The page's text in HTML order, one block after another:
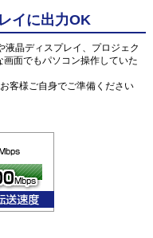
イに出力OK
晶ディスプレイ、プロジェク
面でもパソコン操作していた
客様ご自身でご準備ください